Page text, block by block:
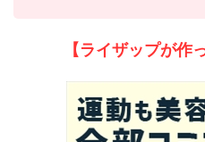
【ライザップが作